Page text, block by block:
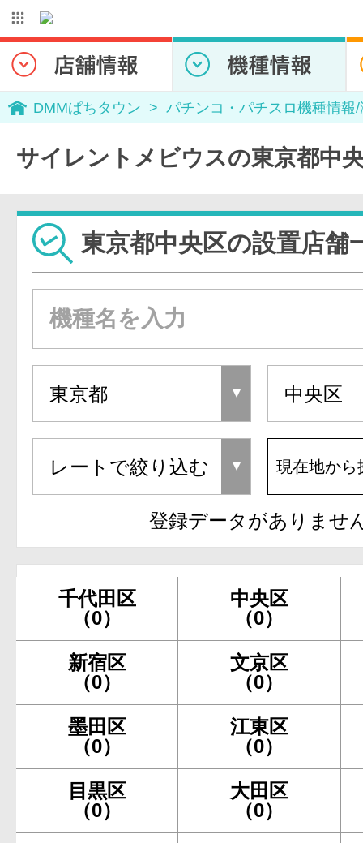
DMMぱちタウン パチンコ・パチスロ機種情報
サイレントメビウスの東京都中
東京都中央区の設置店舗
現在地から
登録データがありませ
千代田区
（0）
中央区
（0）
新宿区
（0）
文京区
（0）
墨田区
（0）
江東区
（0）
目黒区
（0）
大田区
（0）